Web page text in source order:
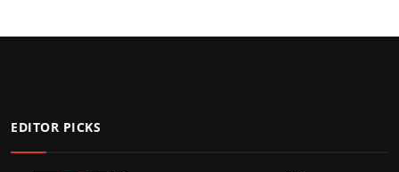
EDITOR PICKS